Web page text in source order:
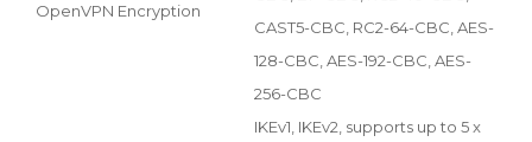
OpenVPN Encryption
CAST5-CBC, RC2-64-CBC, AES-
128-CBC, AES-192-CBC, AES-
256-CBC
IKEv1, IKEv2, supports up to 5 x